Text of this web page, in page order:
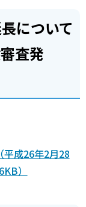
について
査発
平成26年2月28
）